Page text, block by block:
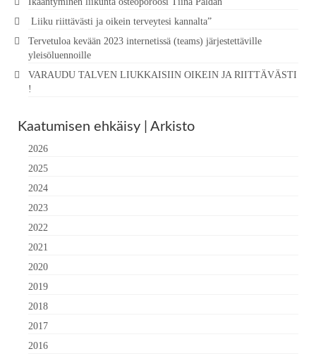
Liiku riittävästi ja oikein terveytesi kannalta”
Tervetuloa kevään 2023 internetissä (teams) järjestettäville
yleisöluennoille
VARAUDU TALVEN LIUKKAISIIN OIKEIN JA RIITTÄVÄSTI
!
Kaatumisen ehkäisy | Arkisto
2026
2025
2024
2023
2022
2021
2020
2019
2018
2017
2016